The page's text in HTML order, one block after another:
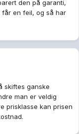
den på garanti,
får en feil, og så har
skiftes ganske
man er veldig
prisklasse kan prisen